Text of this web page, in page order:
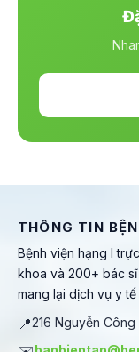
THÔNG TIN
Bệnh viện hạng I
khoa và 200+ bác
mang lại dịch vụ y
📍216 Nguyễn